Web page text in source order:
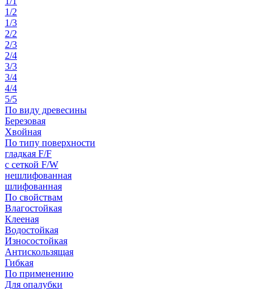
1/2
1/3
2/2
2/3
2/4
3/3
3/4
4/4
5/5
По виду древесины
Березовая
Хвойная
По типу поверхности
гладкая F/F
с сеткой F/W
нешлифованная
шлифованная
По свойствам
Влагостойкая
Клееная
Водостойкая
Износостойкая
Антискользящая
Гибкая
По применению
Для опалубки